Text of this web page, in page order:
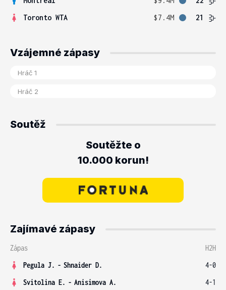
Toronto WTA
$7.4M 21
Vzájemné zápasy
Soutěž
Soutěžte o
10.000 korun!
Zajímavé zápasy
Zápas
H2H
Pegula J. - Shnaider D.
4-0
Svitolina E. - Anisimova A.
4-1